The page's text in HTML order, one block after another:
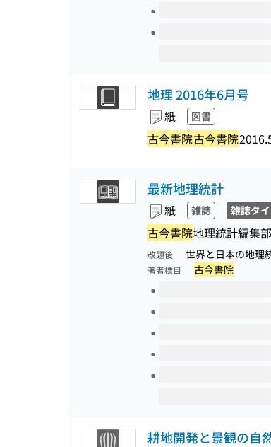
地理 2016年6月号
紙 図書
古今書院古今書院
最新地理統計
紙 雑誌 雑誌タ
古今書院地理統計編集
改題後 世界と日本の地理
著者標目 古今書院
このタイトルの巻号
耕地開発と景観の自